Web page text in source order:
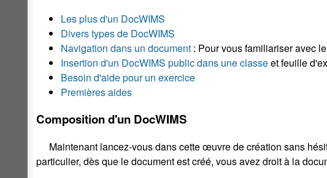
Les plus d'un DocWIMS
Divers types de DocWIMS
Navigation dans un document : Pour vous familiariser avec
Insertion d'un DocWIMS public dans une classeet feuille
Besoin d'aide pour un exercice
Premières aides
Composition d'un DocWIMS
Maintenant lancez-vous dans cette œuvre de création sans
particulier, dès que le document est créé, vous avez droit à la